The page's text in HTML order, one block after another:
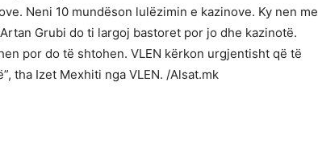
Neni 10 mundëson lulëzimin e kazinove. Ky nen me
Grubi do ti largoj bastoret por jo dhe kazinotë.
por do të shtohen. VLEN kërkon urgjentisht që të
tha Izet Mexhiti nga VLEN. /Alsat.mk